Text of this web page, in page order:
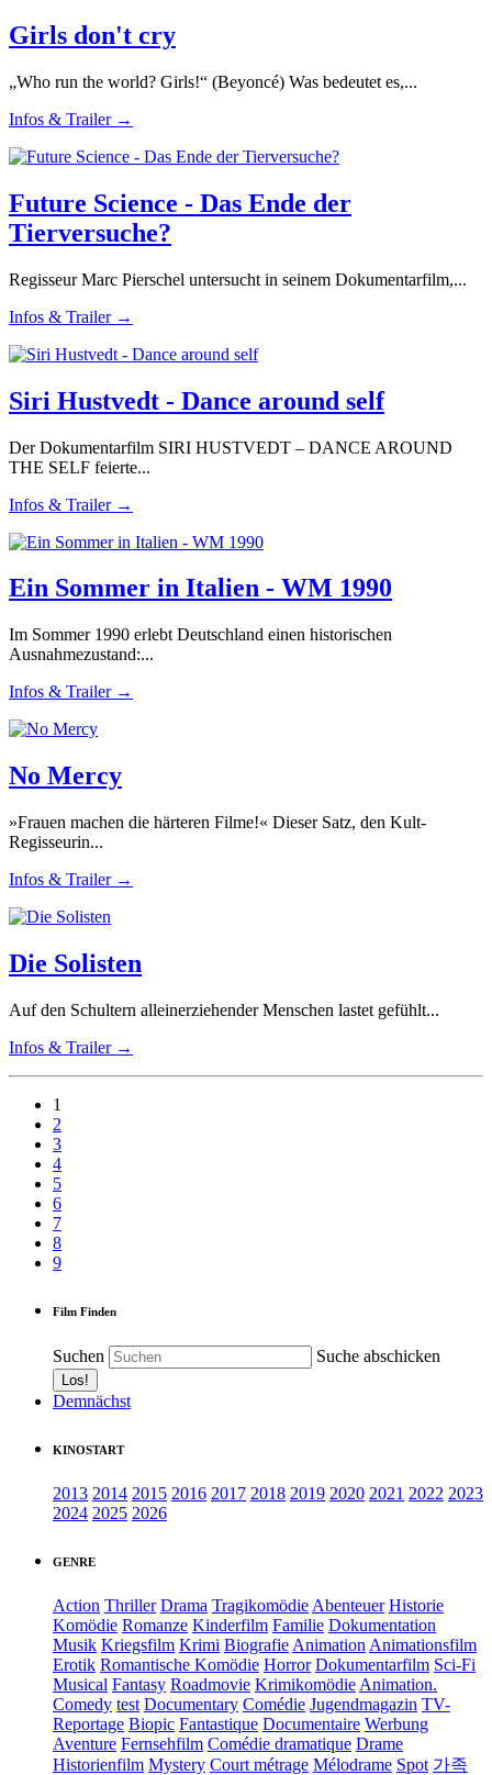
Girls don't cry
„Who run the world? Girls!“ (Beyoncé) Was bedeutet es,...
Infos & Trailer →
Future Science - Das Ende der
Tierversuche?
Regisseur Marc Pierschel untersucht in seinem Dokumentarfilm,...
Infos & Trailer →
Siri Hustvedt - Dance around self
Der Dokumentarfilm SIRI HUSTVEDT – DANCE AROUND
THE SELF feierte...
Infos & Trailer →
Ein Sommer in Italien - WM 1990
Im Sommer 1990 erlebt Deutschland einen historischen
Ausnahmezustand:...
Infos & Trailer →
No Mercy
»Frauen machen die härteren Filme!« Dieser Satz, den Kult-
Regisseurin...
Infos & Trailer →
Die Solisten
Auf den Schultern alleinerziehender Menschen lastet gefühlt...
Infos & Trailer →
1
2
3
4
5
6
7
8
9
Film Finden
Suchen Suche abschicken
Demnächst
KINOSTART
2013 2014 2015 2016 2017 2018 2019 2020 2021 2022 2023
2024 2025 2026
GENRE
Action Thriller Drama Tragikomödie Abenteuer Historie
Komödie Romanze Kinderfilm Familie Dokumentation
Musik Kriegsfilm Krimi Biografie Animation Animationsfilm
Erotik Romantische Komödie Horror Dokumentarfilm Sci-Fi
Musical Fantasy Roadmovie Krimikomödie Animation.
Comedy test Documentary Comédie Jugendmagazin TV-
Reportage Biopic Fantastique Documentaire Werbung
Aventure Fernsehfilm Comédie dramatique Drame
Historienfilm Mystery Court métrage Mélodrame Spot 가족